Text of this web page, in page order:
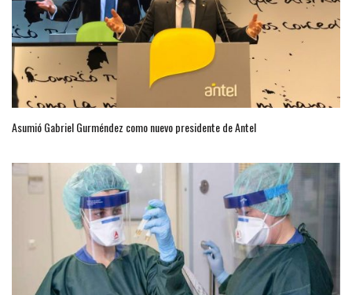
Asumió Gabriel Gurméndez como nuevo presidente de Antel